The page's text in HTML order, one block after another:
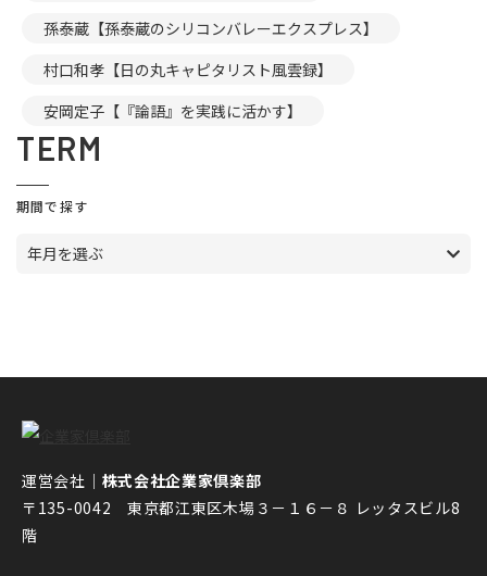
孫泰蔵【孫泰蔵のシリコンバレーエクスプレス】
村口和孝【日の丸キャピタリスト風雲録】
安岡定子【『論語』を実践に活かす】
TERM
期間で探す
年月を選ぶ
運営会社｜ 株式会社企業家倶楽部
〒135-0042 東京都江東区木場３－１６－８ レッタスビル8
階